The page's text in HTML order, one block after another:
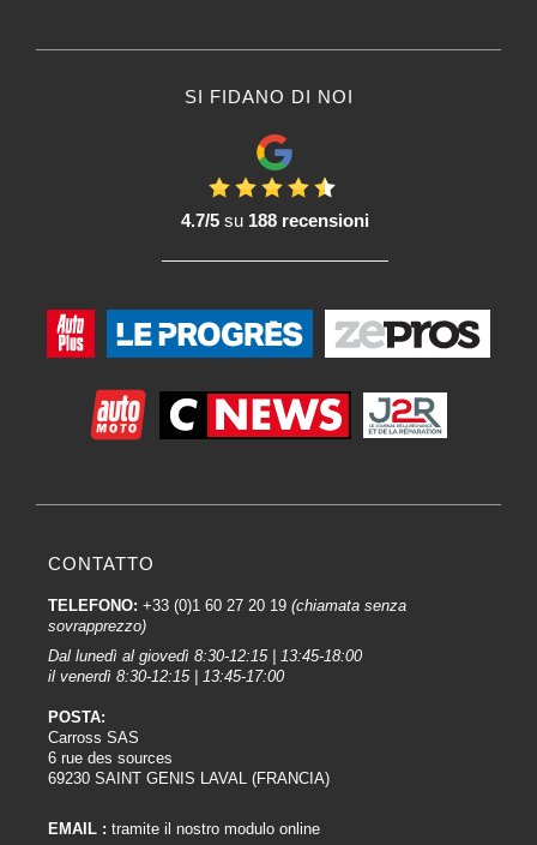
SI FIDANO DI NOI
4.7/5su 188 recensioni
CONTATTO
TELEFONO: +33 (0)1 60 27 20 19 (chiamata senza
sovrapprezzo)
Dal lunedì al giovedì 8:30-12:15 | 13:45-18:00
il venerdì 8:30-12:15 | 13:45-17:00
POSTA:
Carross SAS
6 rue des sources
69230 SAINT GENIS LAVAL (FRANCIA)
EMAIL : tramite il nostro modulo online